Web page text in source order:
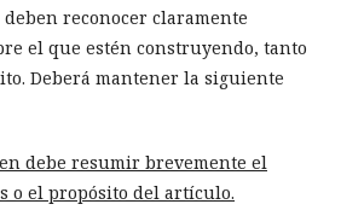
reconocer claramente
el que estén construyendo, tanto
Deberá mantener la siguiente
debe resumir brevemente el
o el propósito del artículo.